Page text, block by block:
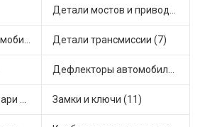
Детали мостов и привода трансмиссии (11)
Детали салона автомобиля (2) Детали трансмиссии (7)
Дефлекторы автомобильные (1)
Задние фонари, фонари видимости (3) Замки и ключи (11)